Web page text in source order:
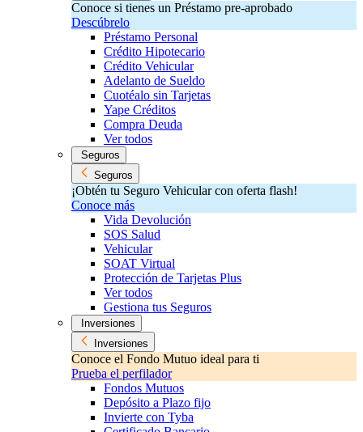
Conoce si tienes un Préstamo pre-aprobado
Descúbrelo
Préstamo Personal
Crédito Hipotecario
Crédito Vehicular
Adelanto de Sueldo
Cuotéalo sin Tarjetas
Yape Créditos
Compra Deuda
Ver todos
Seguros
Seguros
¡Obtén tu Seguro Vehicular con oferta flash!
Conoce más
Vida Devolución
SOS Salud
Vehicular
SOAT Virtual
Protección de Tarjetas Plus
Ver todos
Gestiona tus Seguros
Inversiones
Inversiones
Conoce el Fondo Mutuo ideal para ti
Prueba el perfilador
Fondos Mutuos
Depósito a Plazo fijo
Invierte con Tyba